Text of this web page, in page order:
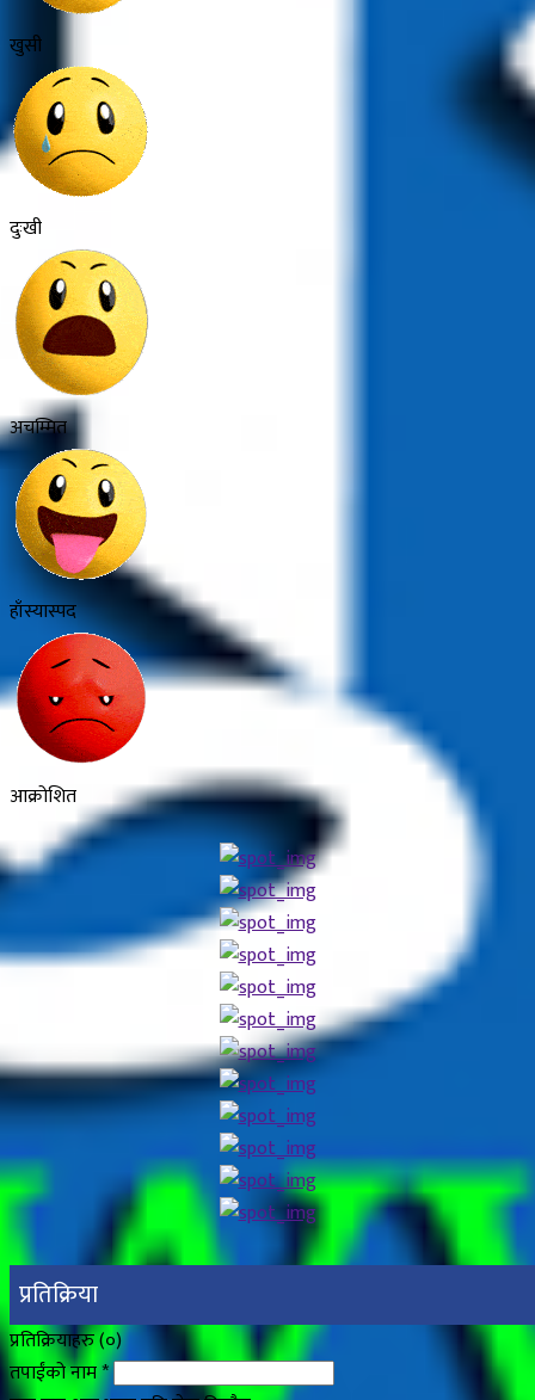
खुसी
दुःखी
अचम्मित
हाँस्यास्पद
आक्रोशित
प्रतिक्रिया
प्रतिक्रियाहरु (०)
तपाईंको नाम*